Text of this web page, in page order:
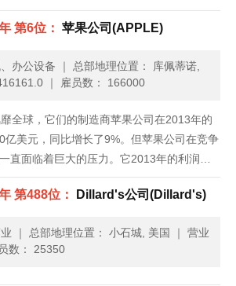
的产品类别，苹果还发布了iPhone 6，上
出1000万部。......
第6位： 苹果公司(APPLE)
办公设备 ｜ 总部地理位置： 库佩蒂诺,
｜ 雇员数： 166000
全球，它们的制造商苹果公司在2013年的
亿美元，同比增长了9%。但苹果公司在竞争
直面临着巨大的压力。它2013年的利润为
减少了11%。尽管如此，苹果公司仍持有大
CEO蒂姆•库克调用......
第488位： Dillard's公司(Dillard's)
｜ 总部地理位置： 小石城, 美国 ｜ 营业
数： 25350